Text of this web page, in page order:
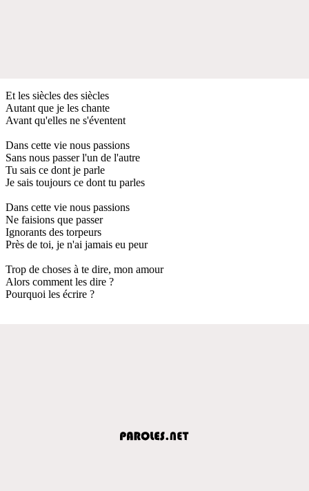
Et les siècles des siècles
Autant que je les chante
Avant qu'elles ne s'éventent
Dans cette vie nous passions
Sans nous passer l'un de l'autre
Tu sais ce dont je parle
Je sais toujours ce dont tu parles
Dans cette vie nous passions
Ne faisions que passer
Ignorants des torpeurs
Près de toi, je n'ai jamais eu peur
Trop de choses à te dire, mon amour
Alors comment les dire ?
Pourquoi les écrire ?